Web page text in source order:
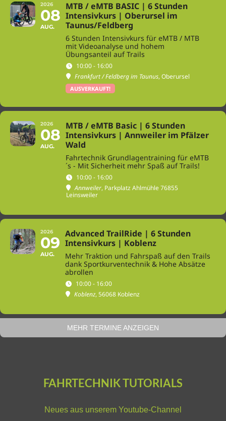
2026
08
AUG.
MTB / eMTB BASIC | 6 Stunden
Intensivkurs | Oberursel im
Taunus/Feldberg
6 Stunden Intensivkurs für eMTB / MTB
mit Videoanalyse und hohem
Übungsanteil auf Trails
10:00 - 16:00
Frankfurt / Feldberg im Taunus, Oberursel
AUSVERKAUFT!
2026
08
AUG.
MTB / eMTB Basic | 6 Stunden
Intensivkurs | Annweiler im Pfälzer
Wald
Fahrtechnik Grundlagentraining für eMTB
´s - Mit Sicherheit mehr Spaß auf Trails!
10:00 - 16:00
Annweiler, Parkplatz Ahlmühle 76855
Leinsweiler
2026
09
AUG.
Advanced TrailRide | 6 Stunden
Intensivkurs | Koblenz
Mehr Traktion und Fahrspaß auf den Trails
dank Sportkurventechnik & Hohe Absätze
abrollen
10:00 - 16:00
Koblenz, 56068 Koblenz
MEHR TERMINE ANZEIGEN
FAHRTECHNIK TUTORIALS
Neues aus unserem Youtube-Channel